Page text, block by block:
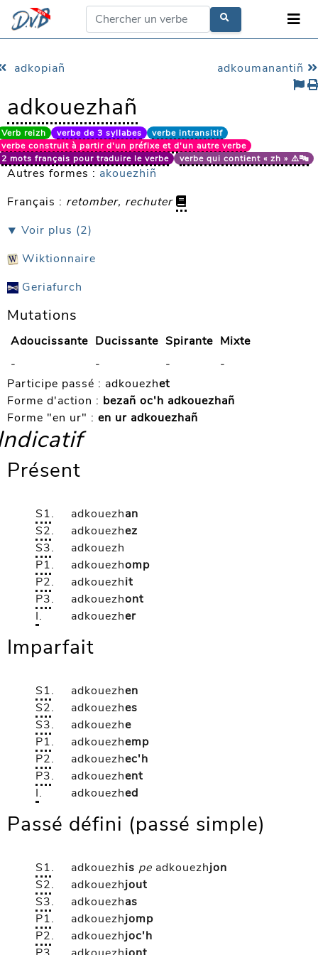
adkopiañ adkoumanantiñ
adkouezhañ
Verb reizh verbe de 3 syllabes
verbe intransitif
verbe construit à partir d'un préfixe et d'un autre verbe
2 mots français pour traduire le verbe
verbe qui contient « zh » ⚠️🔤
Autres formes : akouezhiñ
Français : retomber, rechuter
⯆ Voir plus (2)
Wiktionnaire
Geriafurch
Mutations
Adoucissante Ducissante Spirante Mixte
-
- -
-
Participe passé : adkouezhet
Forme d'action : bezañ oc'h adkouezhañ
Forme "en ur" : en ur adkouezhañ
Présent
S1. adkouezhan
S2. adkouezhez
S3.
adkouezh
P1. adkouezhomp
P2. adkouezhit
P3. adkouezhont
I. adkouezher
Imparfait
S1. adkouezhen
S2. adkouezhes
S3. adkouezhe
P1. adkouezhemp
P2. adkouezhec'h
P3. adkouezhent
I. adkouezhed
Passé défini (passé simple)
S1. adkouezhis pe adkouezhjon
S2. adkouezhjout
S3. adkouezhas
P1. adkouezhjomp
P2. adkouezhjoc'h